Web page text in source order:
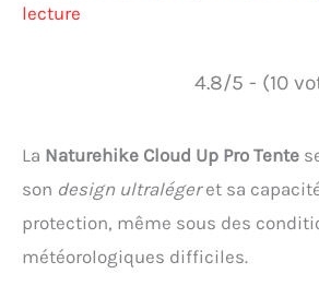
lecture
4.8/5 - (10
La Naturehike Cloud Up Pro Tente
son design ultralégeret sa
protection, même sous des
météorologiques difficiles.